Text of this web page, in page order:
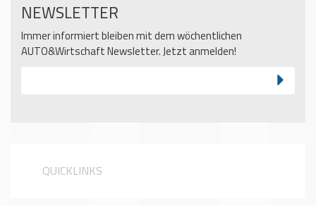
NEWSLETTER
Immer informiert bleiben mit dem wöchentlichen
AUTO&Wirtschaft Newsletter. Jetzt anmelden!
QUICKLINKS